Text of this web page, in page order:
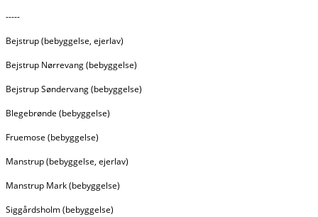
-----
Bejstrup (bebyggelse, ejerlav)
Bejstrup Nørrevang (bebyggelse)
Bejstrup Søndervang (bebyggelse)
Blegebrønde (bebyggelse)
Fruemose (bebyggelse)
Manstrup (bebyggelse, ejerlav)
Manstrup Mark (bebyggelse)
Siggårdsholm (bebyggelse)